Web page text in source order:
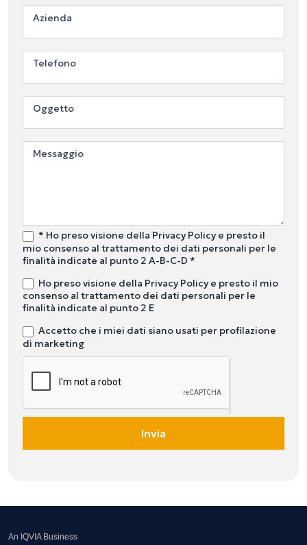
Azienda
Telefono
Oggetto
Messaggio
* Ho preso visione della Privacy Policy e presto il
mio consenso al trattamento dei dati personali per le
finalità indicate al punto 2 A-B-C-D *
Ho preso visione della Privacy Policy e presto il mio
consenso al trattamento dei dati personali per le
finalità indicate al punto 2 E
Accetto che i miei dati siano usati per profilazione
di marketing
Invia
An IQVIA Business